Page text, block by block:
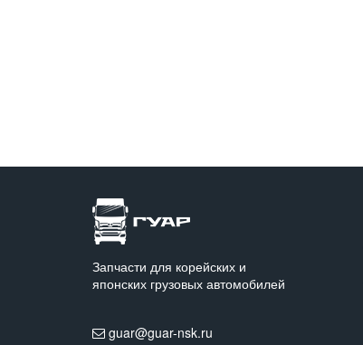
Запчасти для корейских и
японских грузовых автомобилей
guar@guar-nsk.ru